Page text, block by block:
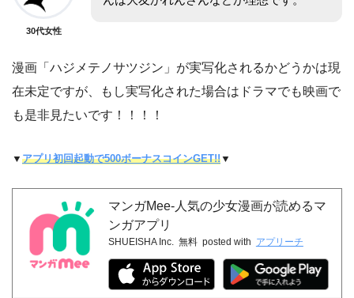
30代女性
漫画「ハジメテノサツジン」が実写化されるかどうかは現
在未定ですが、もし実写化された場合はドラマでも映画で
も是非見たいです！！！！
▼ アプリ初回起動で500ボーナスコインGET!!▼
マンガMee-人気の少女漫画が読めるマ
ンガアプリ
SHUEISHA Inc. 無料 posted with アプリーチ